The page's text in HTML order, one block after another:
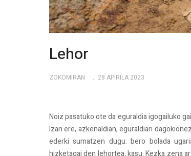
Lehor
ZOKOMIRAN 28 APIRILA 2023
Noiz pasatuko ote da eguraldia igogailuko gai
Izan ere, azkenaldian, eguraldiari
ederki sumatzen dugu: bero bolada